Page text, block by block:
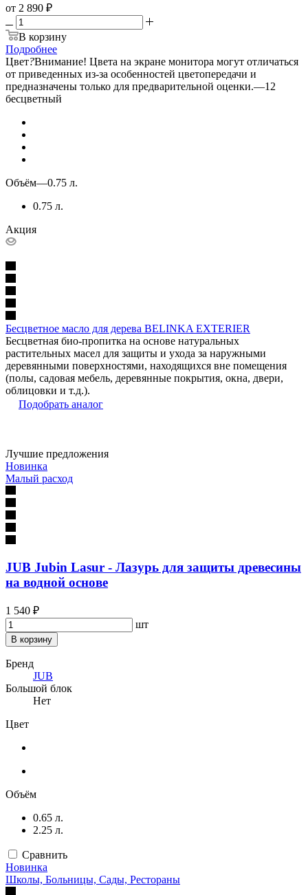
от 2 890 ₽
В корзину
Подробнее
Цвет?Внимание! Цвета на экране монитора могут отличаться
от приведенных из-за особенностей цветопередачи и
предназначены только для предварительной оценки.—12
бесцветный
Объём—0.75 л.
0.75 л.
Акция
Бесцветное масло для дерева BELINKA EXTERIER
Бесцветная био-пропитка на основе натуральных
растительных масел для защиты и ухода за наружными
деревянными поверхностями, находящихся вне помещения
(полы, садовая мебель, деревянные покрытия, окна, двери,
облицовки и т.д.).
Подобрать аналог
Лучшие предложения
Новинка
Малый расход
JUB Jubin Lasur - Лазурь для защиты древесины
на водной основе
1 540 ₽
шт
В корзину
Бренд
JUB
Большой блок
Нет
Цвет
Объём
0.65 л.
2.25 л.
Сравнить
Новинка
Школы, Больницы, Сады, Рестораны